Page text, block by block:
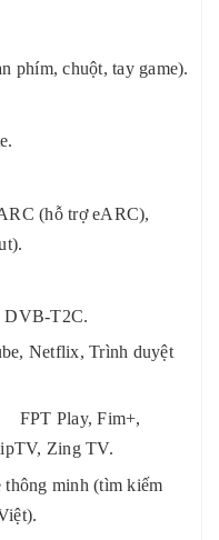
phím, chuột, tay game).
(hỗ trợ eARC),
DVB-T2C.
Netflix, Trình duyệt
FPT Play, Fim+,
Zing TV.
thông minh (tìm kiếm